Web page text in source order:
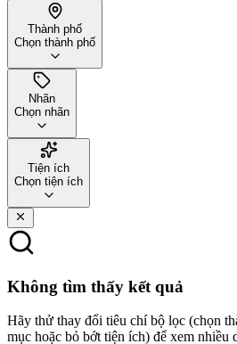
Thành phố
Chọn thành phố
Nhãn
Chọn nhãn
Tiện ích
Chọn tiện ích
Không tìm thấy kết quả
Hãy thử thay đổi tiêu chí bộ lọc (chọn
mục hoặc bỏ bớt tiện ích) để xem nhiều